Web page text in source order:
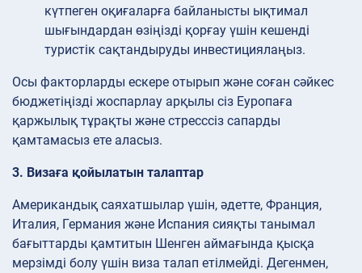
күтпеген оқиғаларға байланысты ықтимал
шығындардан өзіңізді қорғау үшін кешенді
туристік сақтандыруды инвестициялаңыз.
Осы факторларды ескере отырып және соған сәйкес
бюджетіңізді жоспарлау арқылы сіз Еуропаға
қаржылық тұрақты және стресссіз сапарды
қамтамасыз ете аласыз.
3. Визаға қойылатын талаптар
Американдық саяхатшылар үшін, әдетте, Франция,
Италия, Германия және Испания сияқты танымал
бағыттарды қамтитын Шенген аймағында қысқа
мерзімді болу үшін виза талап етілмейді. Дегенмен,